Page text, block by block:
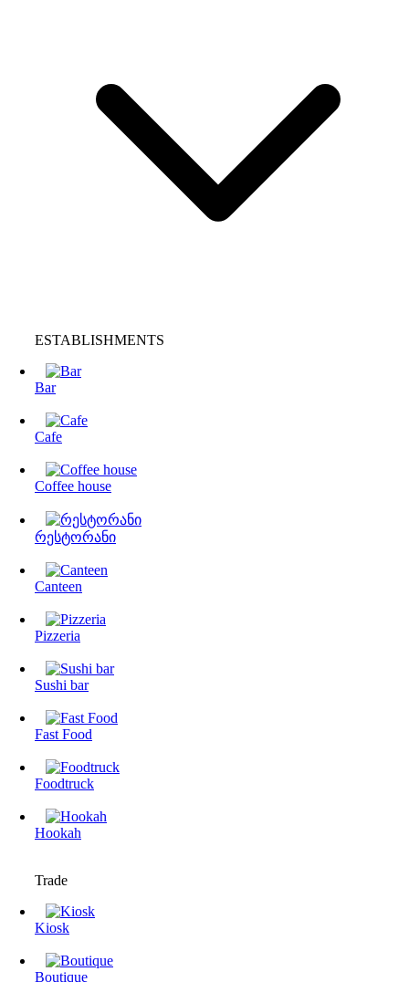
ESTABLISHMENTS
Bar
Cafe
Coffee house
რესტორანი
Canteen
Pizzeria
Sushi bar
Fast Food
Foodtruck
Hookah
Trade
Kiosk
Boutique